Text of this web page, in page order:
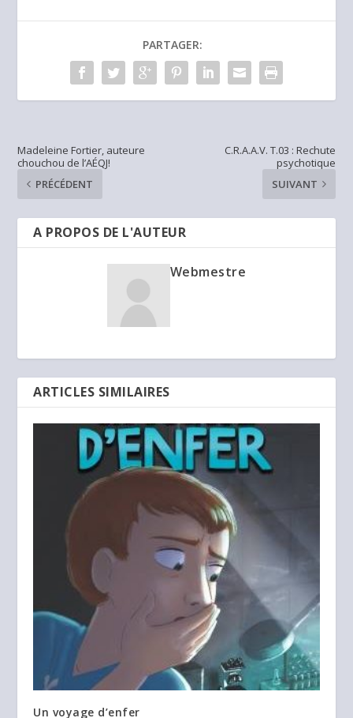
PARTAGER:
Madeleine Fortier, auteure
chouchou de l’AÉQJ!
PRÉCÉDENT
C.R.A.A.V. T.03 : Rechute
psychotique
SUIVANT
A PROPOS DE L'AUTEUR
Webmestre
ARTICLES SIMILAIRES
Un voyage d’enfer